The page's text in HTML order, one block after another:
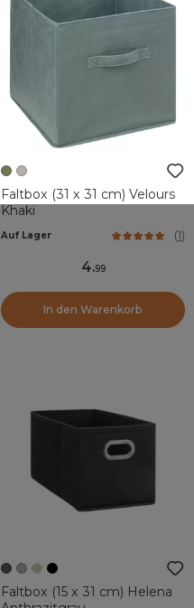
Faltbox (31 x 31 cm) Velours
Khaki
Auf Lager (1)
4.99
In den Warenkorb
Faltbox (15 x 31 cm) Helena